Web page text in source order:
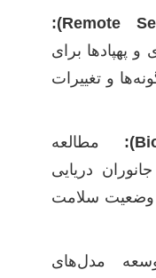
و پهپادها برای
و تغییرات
مطالعه
دریایی
وضعیت سلامت
مدل‌های